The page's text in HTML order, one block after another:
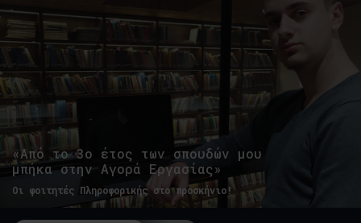
«Από το 3ο έτος των σπουδών μου
μπήκα στην Αγορά Εργασίας»
Οι φοιτητές Πληροφορικής στο προσκήνιο!